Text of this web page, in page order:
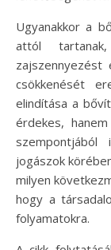
Ugyanakkor a
attól
zajszennyezést
csökkenését
elindítása a
érdekes,
jogászok
milyen
hogy a
folyamatokra.